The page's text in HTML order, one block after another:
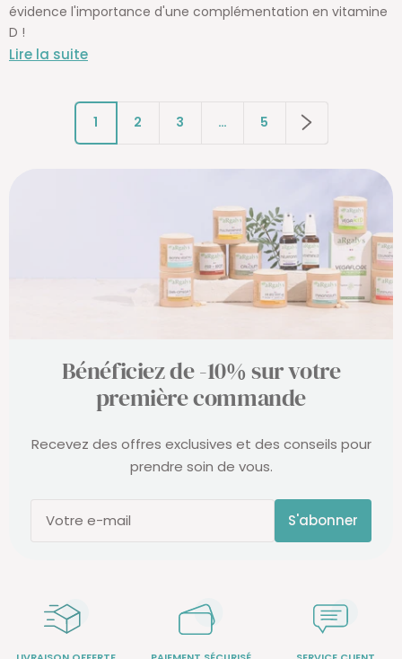
évidence l'importance d'une complémentation en vitamine
D !
Lire la suite
1 2 3 … 5
Bénéficiez de -10% sur votre
première commande
Recevez des offres exclusives et des conseils pour
prendre soin de vous.
Votre e-mail S'abonner